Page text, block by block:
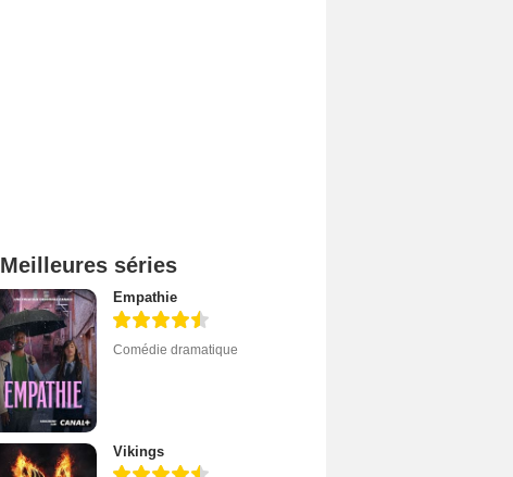
Meilleures séries
Empathie
Comédie dramatique
Vikings